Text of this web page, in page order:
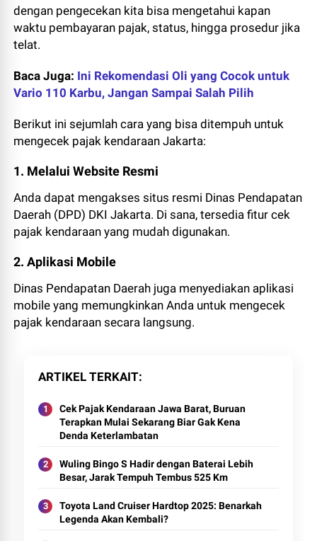
dengan pengecekan kita bisa mengetahui kapan
waktu pembayaran pajak, status, hingga prosedur jika
telat.
Baca Juga: Ini Rekomendasi Oli yang Cocok untuk
Vario 110 Karbu, Jangan Sampai Salah Pilih
Berikut ini sejumlah cara yang bisa ditempuh untuk
mengecek pajak kendaraan Jakarta:
1. Melalui Website Resmi
Anda dapat mengakses situs resmi Dinas Pendapatan
Daerah (DPD) DKI Jakarta. Di sana, tersedia fitur cek
pajak kendaraan yang mudah digunakan.
2. Aplikasi Mobile
Dinas Pendapatan Daerah juga menyediakan aplikasi
mobile yang memungkinkan Anda untuk mengecek
pajak kendaraan secara langsung.
ARTIKEL TERKAIT
Cek Pajak Kendaraan Jawa Barat, Buruan
Terapkan Mulai Sekarang Biar Gak Kena
Denda Keterlambatan
Wuling Bingo S Hadir dengan Baterai Lebih
Besar, Jarak Tempuh Tembus 525 Km
Toyota Land Cruiser Hardtop 2025: Benarkah
Legenda Akan Kembali?